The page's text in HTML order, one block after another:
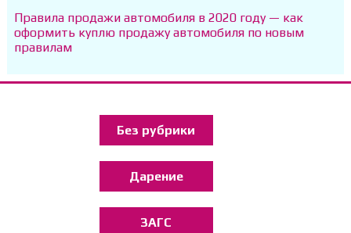
Правила продажи автомобиля в 2020 году — как
оформить куплю продажу автомобиля по новым
правилам
Без рубрики
Дарение
ЗАГС